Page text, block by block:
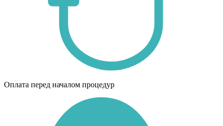
Оплата перед началом процедур